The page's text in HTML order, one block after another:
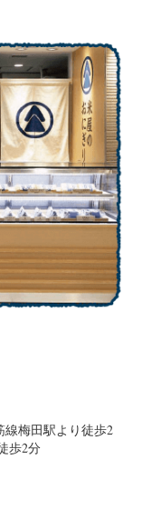
線梅田駅より徒歩2
歩2分